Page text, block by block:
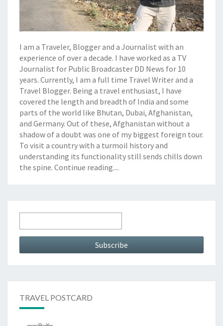
I am a Traveler, Blogger and a Journalist with an
experience of over a decade. I have worked as a TV
Journalist for Public Broadcaster DD News for 10
years. Currently, I am a full time Travel Writer and a
Travel Blogger. Being a travel enthusiast, I have
covered the length and breadth of India and some
parts of the world like Bhutan, Dubai, Afghanistan,
and Germany. Out of these, Afghanistan without a
shadow of a doubt was one of my biggest foreign tour.
To visit a country with a turmoil history and
understanding its functionality still sends chills down
the spine. Continue reading....
TRAVEL POSTCARD